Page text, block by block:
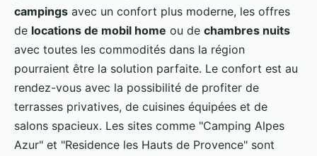
campings avec un confort plus moderne, les offres
de locations de mobil home ou de chambres nuits
avec toutes les commodités dans la région
pourraient être la solution parfaite. Le confort est au
rendez-vous avec la possibilité de profiter de
terrasses privatives, de cuisines équipées et de
salons spacieux. Les sites comme "Camping Alpes
Azur" et "Residence les Hauts de Provence" sont